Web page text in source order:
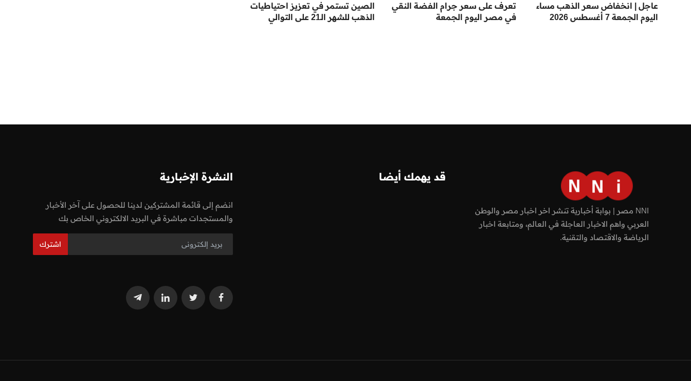
عاجل | انخفاض سعر الذهب مساء
اليوم الجمعة 7 أغسطس 2026
تعرف على سعر جرام الفضة النقي
في مصر اليوم الجمعة
الصين تستمر في تعزيز احتياطيات
الذهب للشهر الـ21 على التوالي
NNI مصر | بوابة أخبارية تنشر اخر اخبار مصر والوطن
العربي واهم الاخبار العاجلة في العالم، ومتابعة اخبار
الرياضة والاقتصاد والتقنية.
قد يهمك أيضا النشرة الإخبارية
انضم إلى قائمة المشتركين لدينا للحصول على آخر الأخبار
والمستجدات مباشرة في البريد الالكتروني الخاص بك
اشترك